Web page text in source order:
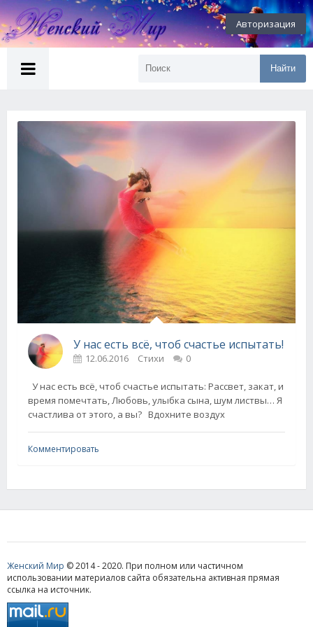
Авторизация
Найти
У нас есть всё, чтоб счастье испытать!
12.06.2016 Стихи 0
У нас есть всё, чтоб счастье испытать: Рассвет, закат, и
время помечтать, Любовь, улыбка сына, шум листвы… Я
счастлива от этого, а вы? Вдохните воздух
Комментировать
Женский Мир © 2014 - 2020. При полном или частичном
использовании материалов сайта обязательна активная прямая
ссылка на источник.